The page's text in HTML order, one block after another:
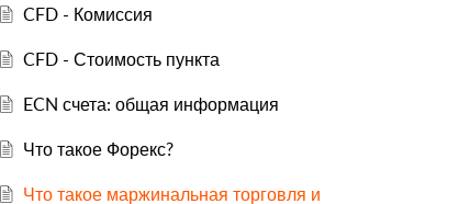
CFD - Комиссия
CFD - Стоимость пункта
ECN счета: общая информация
Что такое Форекс?
Что такое маржинальная торговля и